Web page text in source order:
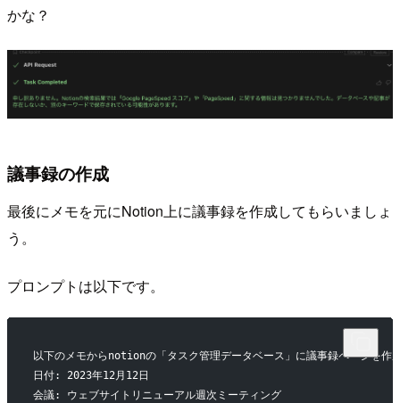
かな？
議事録の作成
最後にメモを元にNotion上に議事録を作成してもらいましょ
う。
プロンプトは以下です。
以下のメモからnotionの「タスク管理データベース」に議事録ページを作
日付: 2023年12月12日
会議: ウェブサイトリニューアル週次ミーティング